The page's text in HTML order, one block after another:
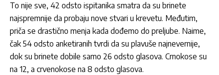
To nije sve, 42 odsto ispitanika smatra da su brinete
najspremnije da probaju nove stvari u krevetu. Međutim,
priča se drastično menja kada dođemo do preljube. Naime,
čak 54 odsto anketiranih tvrdi da su plavuše najnevernije,
dok su brinete dobile samo 26 odsto glasova. Crnokose su
na 12, a crvenokose na 8 odsto glasova.